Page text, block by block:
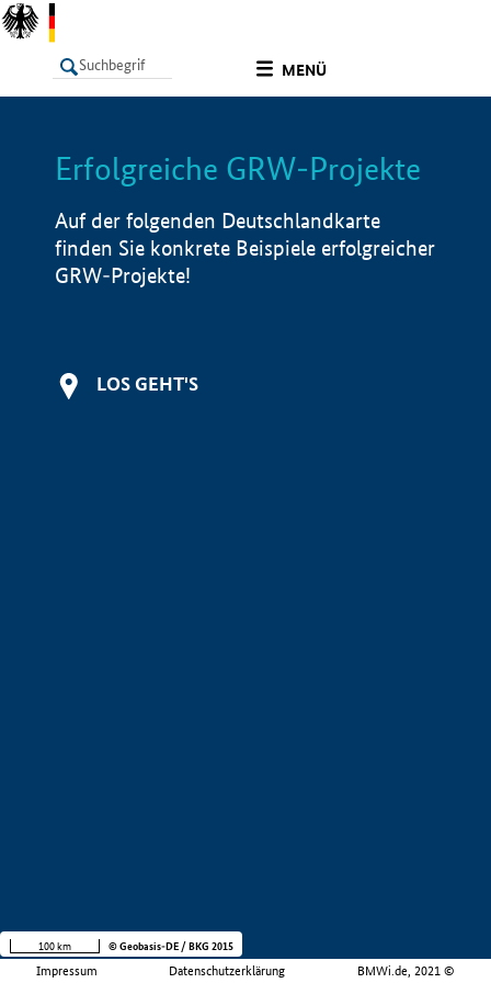
MENÜ
LISTE Info
Erfolgreiche GRW-Projekte
Auf der folgenden Deutschlandkarte
finden Sie konkrete Beispiele erfolgreicher
GRW-Projekte!
LOS GEHT'S
Impressum Datenschutzerklärung BMWi.de, 2021 ©
100 km © Geobasis-DE / BKG 2015